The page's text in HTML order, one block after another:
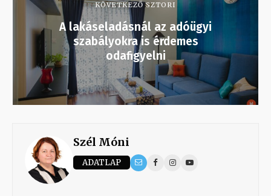
KÖVETKEZŐ SZTORI
A lakáseladásnál az adóügyi
szabályokra is érdemes
odafigyelni
Szél Móni
ADATLAP